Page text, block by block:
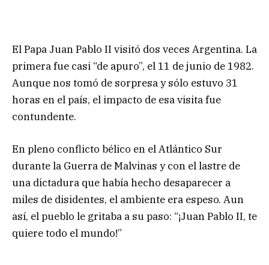
El Papa Juan Pablo II visitó dos veces Argentina. La
primera fue casi “de apuro”, el 11 de junio de 1982.
Aunque nos tomó de sorpresa y sólo estuvo 31
horas en el país, el impacto de esa visita fue
contundente.
En pleno conflicto bélico en el Atlántico Sur
durante la Guerra de Malvinas y con el lastre de
una dictadura que había hecho desaparecer a
miles de disidentes, el ambiente era espeso. Aun
así, el pueblo le gritaba a su paso: “¡Juan Pablo II, te
quiere todo el mundo!”